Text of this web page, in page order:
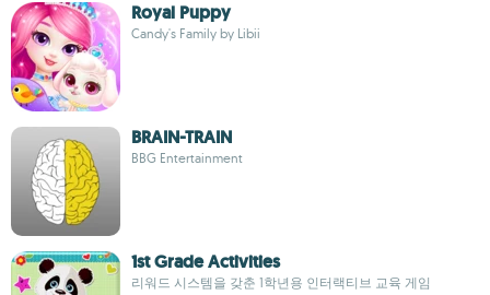
Royal Puppy
Candy's Family by Libii
BRAIN-TRAIN
BBG Entertainment
1st Grade Activities
리워드 시스템을 갖춘 1학년용 인터랙티브 교육 게임